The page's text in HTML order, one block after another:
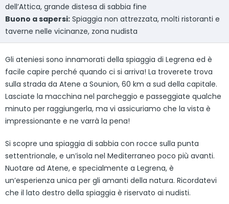
dell’Attica, grande distesa di sabbia fine
Buono a sapersi: Spiaggia non attrezzata, molti ristoranti e
taverne nelle vicinanze, zona nudista
Gli ateniesi sono innamorati della spiaggia di Legrena ed è
facile capire perché quando ci si arriva! La troverete trova
sulla strada da Atene a Sounion, 60 km a sud della capitale.
Lasciate la macchina nel parcheggio e passeggiate qualche
minuto per raggiungerla, ma vi assicuriamo che la vista è
impressionante e ne varrà la pena!
Si scopre una spiaggia di sabbia con rocce sulla punta
settentrionale, e un’isola nel Mediterraneo poco più avanti.
Nuotare ad Atene, e specialmente a Legrena, è
un’esperienza unica per gli amanti della natura. Ricordatevi
che il lato destro della spiaggia è riservato ai nudisti.